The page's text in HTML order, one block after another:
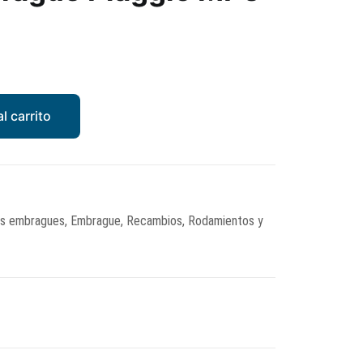
carrito
embragues, Embrague, Recambios, Rodamientos y